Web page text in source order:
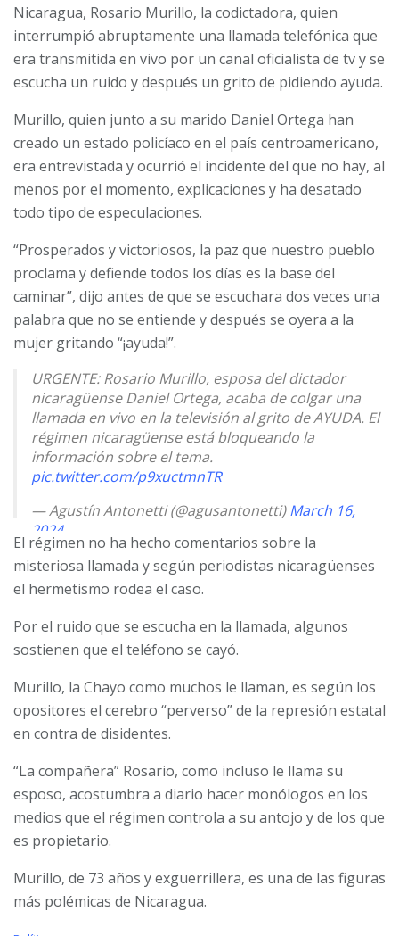
Nicaragua, Rosario Murillo, la codictadora, quien
interrumpió abruptamente una llamada telefónica que
era transmitida en vivo por un canal oficialista de tv y se
escucha un ruido y después un grito de pidiendo ayuda.
Murillo, quien junto a su marido Daniel Ortega han
creado un estado policíaco en el país centroamericano,
era entrevistada y ocurrió el incidente del que no hay, al
menos por el momento, explicaciones y ha desatado
todo tipo de especulaciones.
“Prosperados y victoriosos, la paz que nuestro pueblo
proclama y defiende todos los días es la base del
caminar”, dijo antes de que se escuchara dos veces una
palabra que no se entiende y después se oyera a la
mujer gritando “¡ayuda!”.
URGENTE: Rosario Murillo, esposa del dictador
nicaragüense Daniel Ortega, acaba de colgar una
llamada en vivo en la televisión al grito de AYUDA. El
régimen nicaragüense está bloqueando la
información sobre el tema.
pic.twitter.com/p9xuctmnTR
— Agustín Antonetti (@agusantonetti)March 16,
2024
El régimen no ha hecho comentarios sobre la
misteriosa llamada y según periodistas nicaragüenses
el hermetismo rodea el caso.
Por el ruido que se escucha en la llamada, algunos
sostienen que el teléfono se cayó.
Murillo, la Chayo como muchos le llaman, es según los
opositores el cerebro “perverso” de la represión estatal
en contra de disidentes.
“La compañera” Rosario, como incluso le llama su
esposo, acostumbra a diario hacer monólogos en los
medios que el régimen controla a su antojo y de los que
es propietario.
Murillo, de 73 años y exguerrillera, es una de las figuras
más polémicas de Nicaragua.